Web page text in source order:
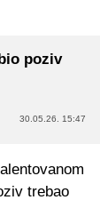
poziv
30.05.26. 15:47
trebao